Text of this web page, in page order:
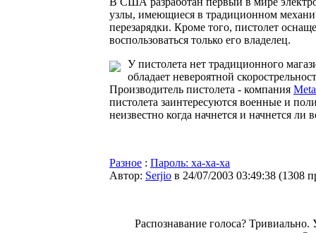
узлы, имеющиеся в традиционном
перезарядки. Кроме того, пистолет
воспользоваться только его владелец.
У пистолета нет традиционного
обладает невероятной
Производитель пистолета - компания
пистолета заинтересуются военные и
неизвестно когда начнется и начнется ли
Разное : Пароль: ха-ха-ха
Автор: Serjio в 24/07/2003 03:49:38 (1308
Распознавание голоса?